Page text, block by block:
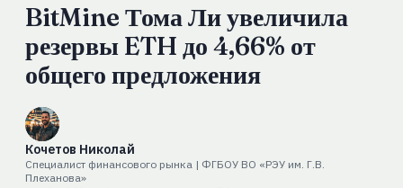
BitMine Тома Ли увеличила
резервы ETH до 4,66% от
общего предложения
Кочетов Николай
Специалист финансового рынка | ФГБОУ ВО «РЭУ им. Г.В.
Плеханова»